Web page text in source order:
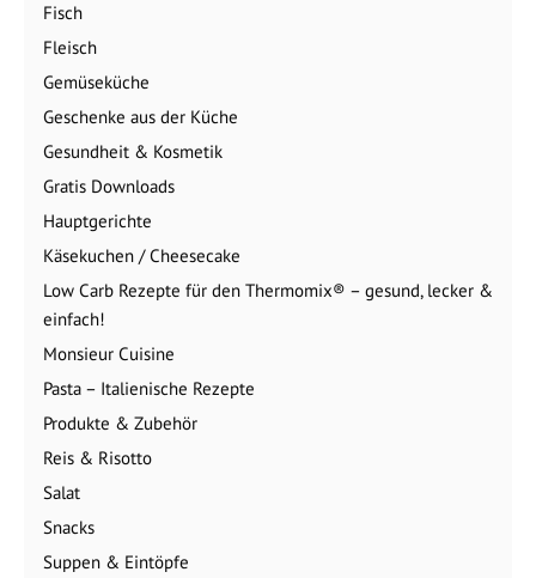
Fisch
Fleisch
Gemüseküche
Geschenke aus der Küche
Gesundheit & Kosmetik
Gratis Downloads
Hauptgerichte
Käsekuchen / Cheesecake
Low Carb Rezepte für den Thermomix® – gesund, lecker &
einfach!
Monsieur Cuisine
Pasta – Italienische Rezepte
Produkte & Zubehör
Reis & Risotto
Salat
Snacks
Suppen & Eintöpfe